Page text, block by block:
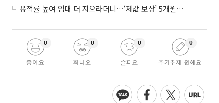
용적률 높여 임대 더 지으라더니…‘제값 보상’ 5개월째 국회에 발목
좋아요
0
화나요
0
슬퍼요
0
추가취재 원해요
0